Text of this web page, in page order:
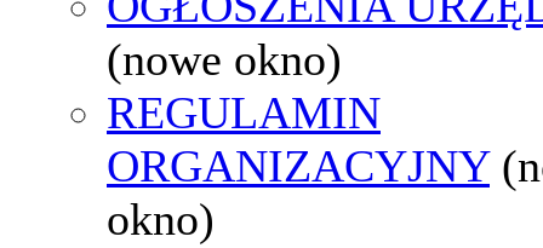
(nowe okno)
REGULAMIN
ORGANIZACYJNY
okno)